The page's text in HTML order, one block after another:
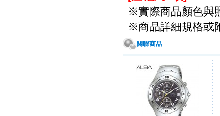
※實際商品顏色與
※商品詳細規格或
關聯商品